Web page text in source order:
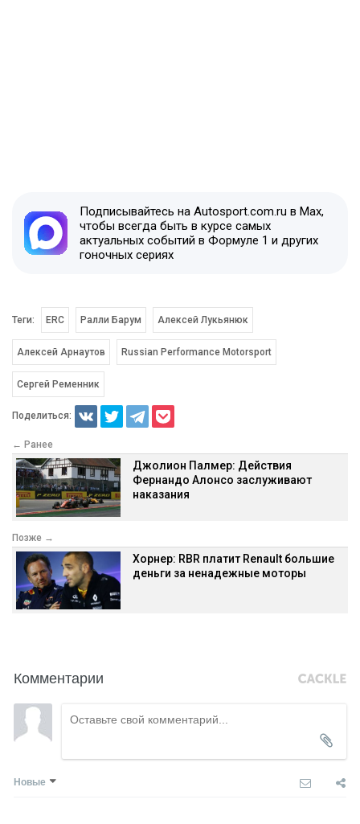
Подписывайтесь на Autosport.com.ru в Max,
чтобы всегда быть в курсе самых
актуальных событий в Формуле 1 и других
гоночных сериях
Теги: ERC Ралли Барум Алексей Лукьянюк
Алексей Арнаутов Russian Performance Motorsport
Сергей Ременник
Поделиться:
← Ранее
Джолион Палмер: Действия
Фернандо Алонсо заслуживают
наказания
Позже →
Хорнер: RBR платит Renault большие
деньги за ненадежные моторы
Комментарии
Новые